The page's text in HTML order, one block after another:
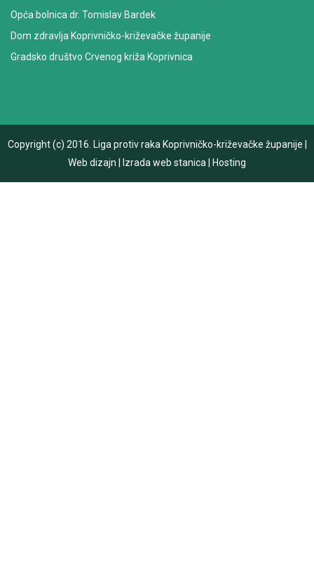
Opća bolnica dr. Tomislav Bardek
Dom zdravlja Koprivničko-križevačke županije
Gradsko društvo Crvenog križa Koprivnica
Copyright (c) 2016. Liga protiv raka Koprivničko-križevačke županije
Web dizajn
Izrada web stanica Hosting